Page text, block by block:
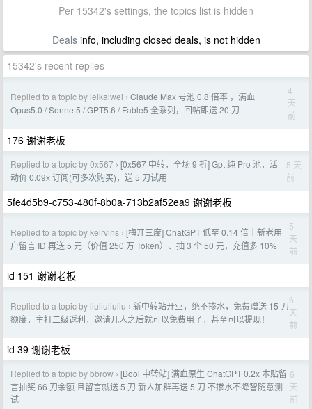
Per 15342's settings, the topics list is hidden
Dealsinfo, including closed deals, is not hidden
15342's recent replies
Replied to a topic by leikaiwei › Claude Max 号池 0.8 倍率 ，满血
Opus5.0 / Sonnet5 / GPT5.6 / Fable5 全系列，回帖即送 20 刀
4
天
前
176 谢谢老板
Replied to a topic by 0x567 › [0x567 中转，全场 9 折] Gpt 纯 Pro 池，活
动价 0.09x 订阅(可多次购买)，送 5 刀试用
5 天
前
5fe4d5b9-c753-480f-8b0a-713b2af52ea9 谢谢老板
Replied to a topic by kelrvins › [梅开三度] ChatGPT 低至 0.14 倍｜新老用
户留言 ID 再送 5 元（价值 250 万 Token）、抽 3 个 50 元，充值多 10%
5
天
前
id 151 谢谢老板
Replied to a topic by liuliuliuliu › 新中转站开业，绝不掺水，免费赠送 15 刀
额度，主打二级返利，邀请几人之后就可以免费用了，甚至可以提现！
6
天
前
id 39 谢谢老板
Replied to a topic by bbrow › [Bool 中转站] 满血原生 ChatGPT 0.2x 本贴留
言抽奖 66 刀余额 且留言就送 5 刀 新人加群再送 5 刀 不掺水不降智随意测
试
6
天
前